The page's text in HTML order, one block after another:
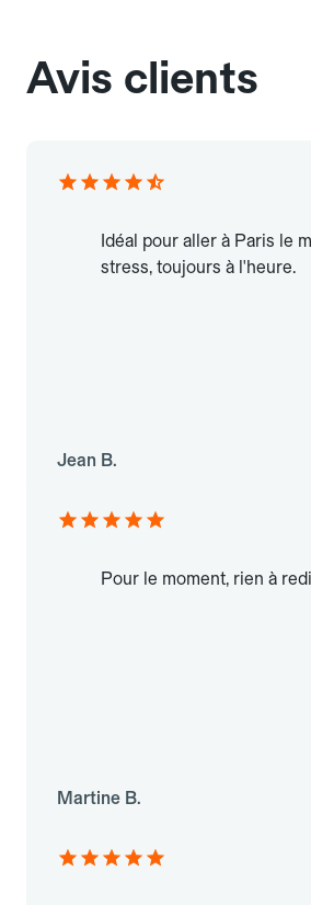
Avis clients
Idéal pour aller à Paris le
stress, toujours à l'heure.
Jean B.
Pour le moment, rien à
Martine B.